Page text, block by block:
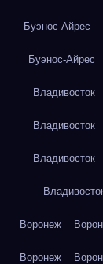
Буэнос-Айрес
Буэнос-Айрес
Владивосток
Владивосток
Владивосток
Воронеж
Воронеж